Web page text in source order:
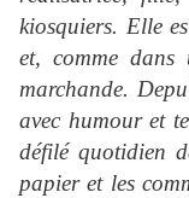
kiosquiers. Elle
et, comme
marchande.
avec humour et
défilé quotidien
papier et les